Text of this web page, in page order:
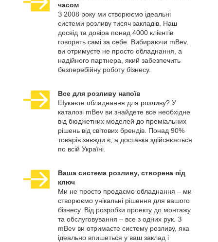
часом
З 2008 року ми створюємо ідеальні
системи розливу тисяч закладів. Наш
досвід та довіра понад 4000 клієнтів
говорять самі за себе. Вибираючи mBev,
ви отримуєте не просто обладнання, а
надійного партнера, який забезпечить
безперебійну роботу бізнесу.
Все для розливу напоїв
Шукаєте обладнання для розливу? У
каталозі mBev ви знайдете все необхідне
від бюджетних моделей до преміальних
рішень від світових брендів. Понад 90%
товарів завжди є, а доставка здійснюється
по всій Україні.
Ваша система розливу, створена під
ключ
Ми не просто продаємо обладнання – ми
створюємо унікальні рішення для вашого
бізнесу. Від розробки проекту до монтажу
та обслуговування – все з одних рук. З
mBev ви отримаєте систему розливу, яка
ідеально впишеться у ваш заклад і